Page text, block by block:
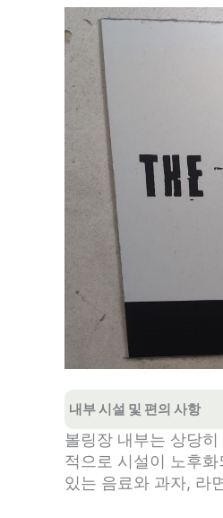
내부 시설 및 편의 사항
볼링장 내부는 상당
적으로 시설이 노후
있는 음료와 과자, 라